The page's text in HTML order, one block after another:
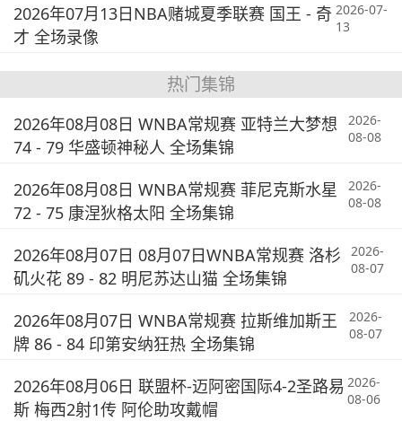
2026年07月13日NBA赌城夏季联赛 国王 - 奇
才 全场录像
2026-07-
13
热门集锦
2026年08月08日 WNBA常规赛 亚特兰大梦想
74 - 79 华盛顿神秘人 全场集锦
2026-
08-08
2026年08月08日 WNBA常规赛 菲尼克斯水星
72 - 75 康涅狄格太阳 全场集锦
2026-
08-08
2026年08月07日 08月07日WNBA常规赛 洛杉
矶火花 89 - 82 明尼苏达山猫 全场集锦
2026-
08-07
2026年08月07日 WNBA常规赛 拉斯维加斯王
牌 86 - 84 印第安纳狂热 全场集锦
2026-
08-07
2026年08月06日 联盟杯-迈阿密国际4-2圣路易
斯 梅西2射1传 阿伦助攻戴帽
2026-
08-06